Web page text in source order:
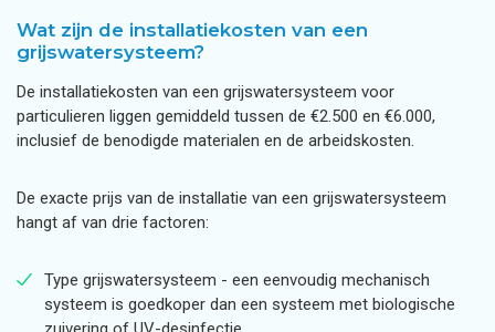
Wat zijn de installatiekosten van een
grijswatersysteem?
De installatiekosten van een grijswatersysteem voor
particulieren liggen gemiddeld tussen de €2.500 en €6.000,
inclusief de benodigde materialen en de arbeidskosten.
De exacte prijs van de installatie van een grijswatersysteem
hangt af van drie factoren:
Type grijswatersysteem - een eenvoudig mechanisch
systeem is goedkoper dan een systeem met biologische